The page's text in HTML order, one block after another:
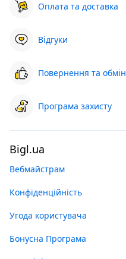
Оплата та доставка
Відгуки
Повернення та обмін
Програма захисту
Bigl.ua
Вебмайстрам
Конфіденційність
Угода користувача
Бонусна Програма